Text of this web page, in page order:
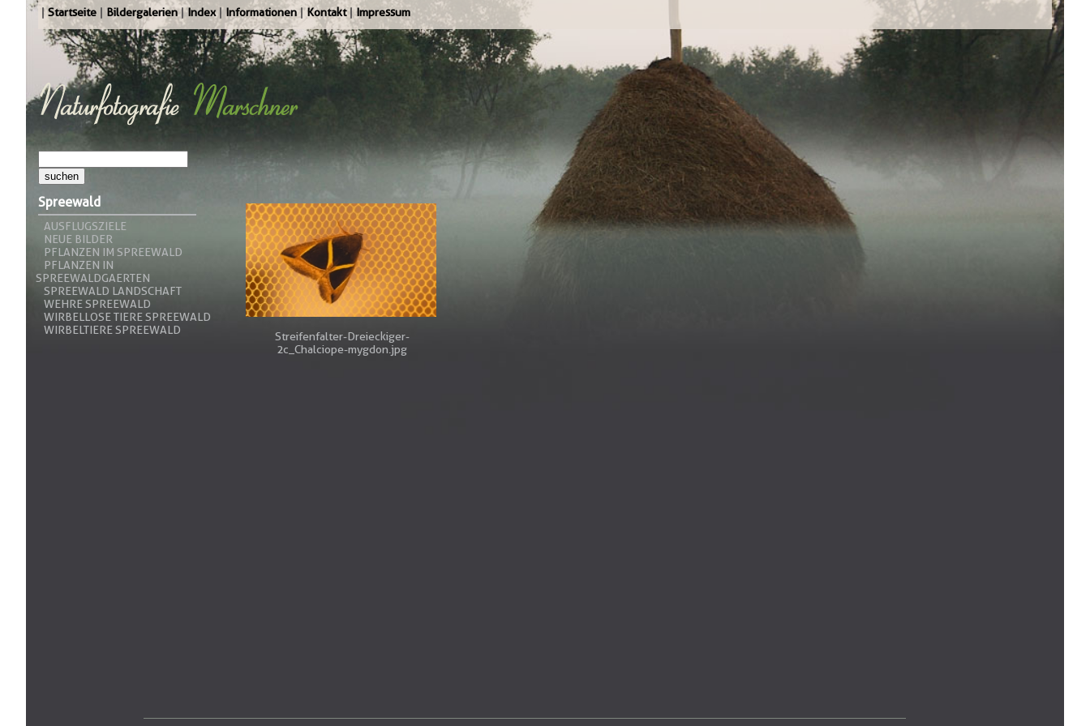
Startseite Bildergalerien Index Informationen Kontakt Impressum
Spreewald
AUSFLUGSZIELE
NEUE BILDER
PFLANZEN IM SPREEWALD
PFLANZEN IN
SPREEWALDGAERTEN
SPREEWALD LANDSCHAFT
WEHRE SPREEWALD
WIRBELLOSE TIERE SPREEWALD
WIRBELTIERE SPREEWALD
Streifenfalter-Dreieckiger-
2c_Chalciope-mygdon.jpg